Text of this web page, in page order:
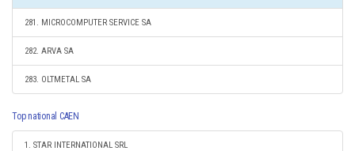
281. MICROCOMPUTER SERVICE SA
282. ARVA SA
283. OLTMETAL SA
Top national CAEN
1. STAR INTERNATIONAL SRL